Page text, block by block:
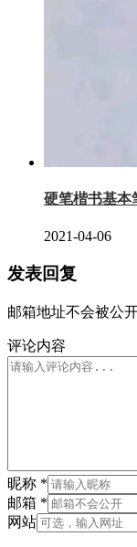
硬笔楷书基本
2021-04-06
发表回复
邮箱地址不会被公开
评论内容
昵称 *
邮箱 *
网站